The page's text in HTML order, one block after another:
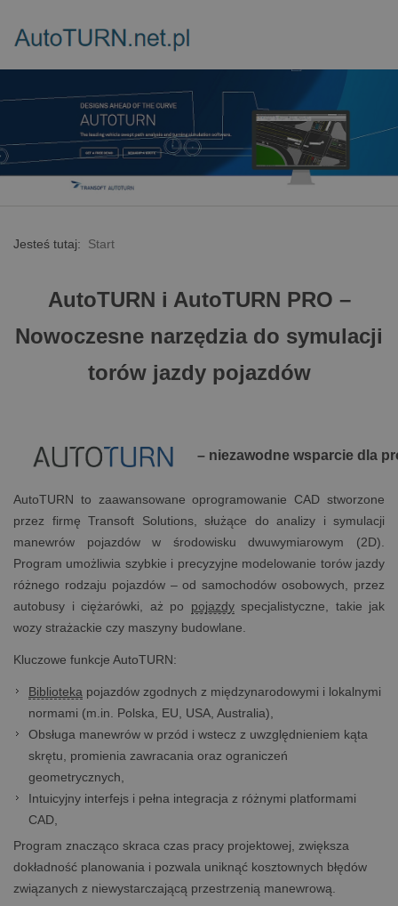
Jesteś tutaj: Start
AutoTURN i AutoTURN PRO –
Nowoczesne narzędzia do symulacji
torów jazdy pojazdów
– niezawodne wsparcie dla
AutoTURN to zaawansowane oprogramowanie CAD stworzone
przez firmę Transoft Solutions, służące do analizy i symulacji
manewrów pojazdów w środowisku dwuwymiarowym (2D).
Program umożliwia szybkie i precyzyjne modelowanie torów jazdy
różnego rodzaju pojazdów – od samochodów osobowych, przez
autobusy i ciężarówki, aż po pojazdyspecjalistyczne, takie jak
wozy strażackie czy maszyny budowlane.
Kluczowe funkcje AutoTURN:
Biblioteka pojazdów zgodnych z międzynarodowymi i lokalnymi
normami (m.in. Polska, EU, USA, Australia),
Obsługa manewrów w przód i wstecz z uwzględnieniem kąta
skrętu, promienia zawracania oraz ograniczeń
geometrycznych,
Intuicyjny interfejs i pełna integracja z różnymi platformami
CAD,
Program znacząco skraca czas pracy projektowej, zwiększa
dokładność planowania i pozwala uniknąć kosztownych błędów
związanych z niewystarczającą przestrzenią manewrową.